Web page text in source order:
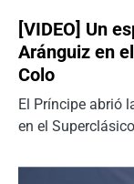
[VIDEO] Un
Aránguiz en
Colo
El Príncipe abrió
en el